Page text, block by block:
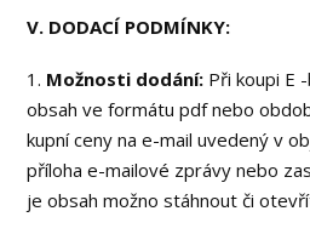
V. DODACÍ PODMÍNKY:
1. Možnosti dodání: Při koupi E
obsah ve formátu pdf nebo
kupní ceny na e-mail uvedený v
příloha e-mailové zprávy nebo
je obsah možno stáhnout či